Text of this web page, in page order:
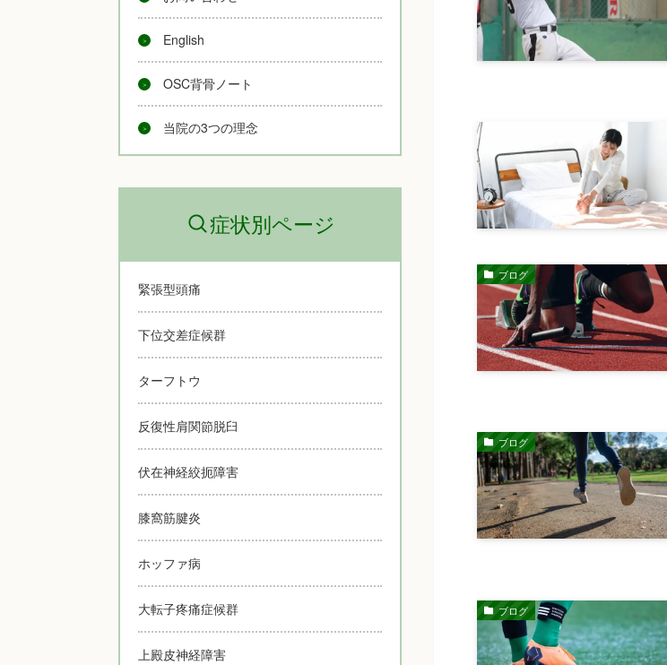
ブログ
ブログ
ブログ
English
OSC背骨ノート
当院の3つの理念
症状別ページ
緊張型頭痛
下位交差症候群
ターフトウ
反復性肩関節脱臼
伏在神経絞扼障害
膝窩筋腱炎
ホッファ病
大転子疼痛症候群
上殿皮神経障害